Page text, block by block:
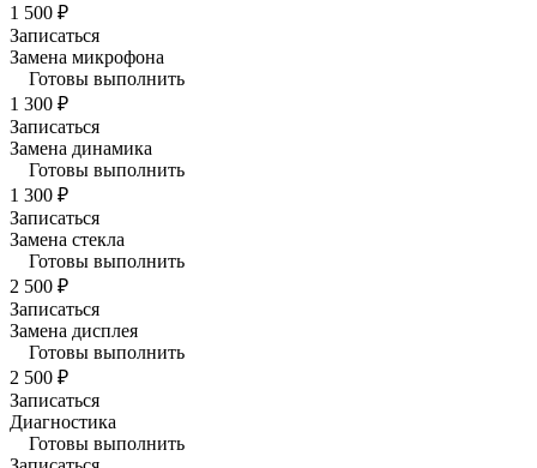
1 500 ₽
Записаться
Замена микрофона
Готовы выполнить
1 300 ₽
Записаться
Замена динамика
Готовы выполнить
1 300 ₽
Записаться
Замена стекла
Готовы выполнить
2 500 ₽
Записаться
Замена дисплея
Готовы выполнить
2 500 ₽
Записаться
Диагностика
Готовы выполнить